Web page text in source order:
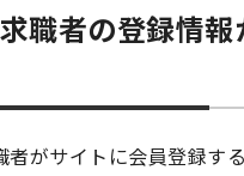
職者の登録情報
者がサイトに会員登録す